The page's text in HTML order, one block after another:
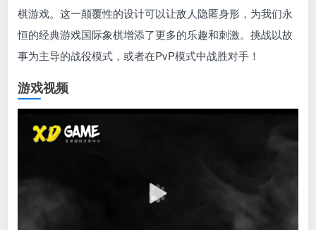
棋游戏。这一颠覆性的设计可以让敌人隐匿身形，为我们永
恒的经典游戏国际象棋增添了更多的乐趣和刺激。挑战以故
事为主导的战役模式，或者在PvP模式中战胜对手！
游戏视频